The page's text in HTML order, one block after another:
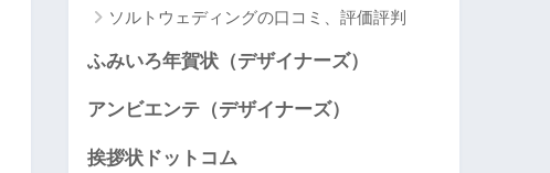
ソルトウェディングの口コミ、評価評判
ふみいろ年賀状（デザイナーズ）
アンビエンテ（デザイナーズ）
挨拶状ドットコム